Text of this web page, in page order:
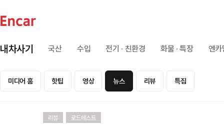
내차사기 국산 수입 전기 · 친환경 화물 · 특장 엔
미디어 홈 핫팁 영상 뉴스 리뷰 특집
리뷰 로드테스트